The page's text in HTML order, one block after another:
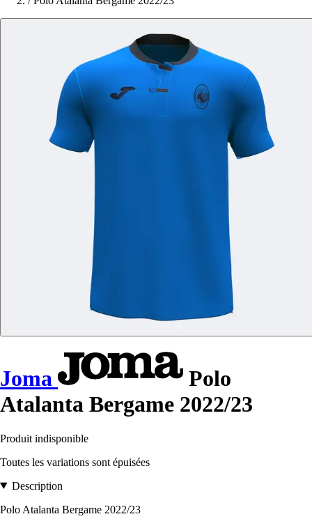
Joma
Polo
Atalanta Bergame 2022/23
Produit indisponible
Toutes les variations sont épuisées
Description
Polo Atalanta Bergame 2022/23